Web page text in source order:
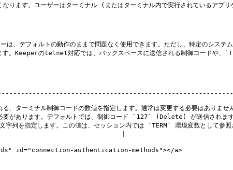
ます。ユーザーはターミナル (またはターミナル内で実行されているアプ
は、デフォルトの動作のままで問題なく使用できます。ただし、特定のシス
す。Keeperのtelnet対応では、バックスペースに送信される制御コードや、
、ターミナル制御コードの数値を指定します。通常は変更する必要はありま
要があります。デフォルトでは、制御コード `127` (Delete) が送信されま
を指定します。この値は、セッション内では `TERM` 環境変数として参照
|
id="connection-authentication-methods"></a>